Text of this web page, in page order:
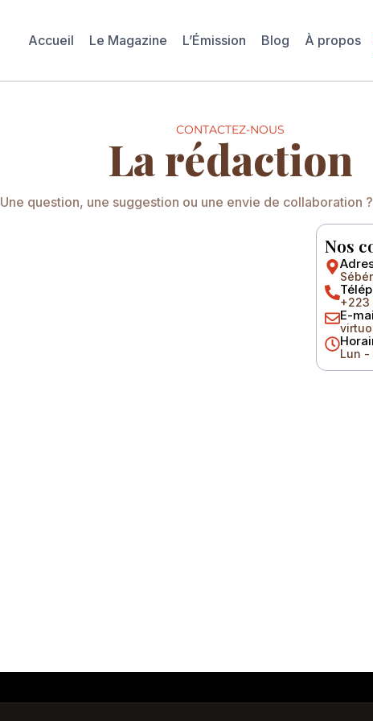
Accueil Le Magazine L’Émission Blog À propos
CONTACTEZ-NOUS
La rédaction
Une question, une suggestion ou une envie de collaboration
Nos
+223
E-
Lun -